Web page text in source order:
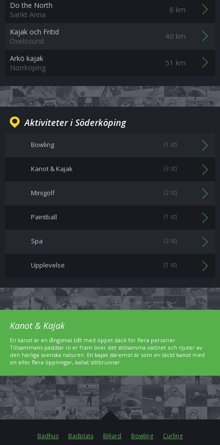
Do the North
Sankt Anna
8 km
Kajak och Fritid
Öxelösund
40 km
Arkö kajak
Norrköping
51 km
Aktiviteter i Söderköping
Bowling (1 st)
Kanot & Kajak (3 st)
Minigolf (2 st)
Paintball (1 st)
Spa (2 st)
Upplevelse (1 st)
Kanot & Kajak
En kanot är en långsmal båt med öppet däck för flera personer.
Tillsammans paddlar ni er fram över det stillsamma vattnet och njuter av
den härliga svenska naturen. En kajak däremot är som en täckt kanot med
en eller flera öppningar, kallat sittbrunnar.
Badhus Badplats Biljard Bowling Curling